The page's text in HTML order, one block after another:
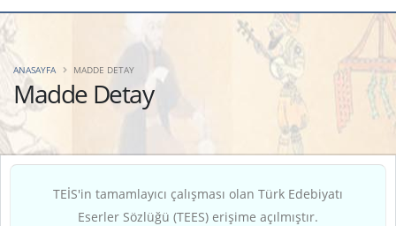
Madde Detay
ANASAYFA MADDE DETAY
TEİS'in tamamlayıcı çalışması olan Türk Edebiyatı
Eserler Sözlüğü (TEES) erişime açılmıştır.